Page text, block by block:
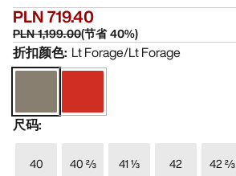
PLN 719.40
PLN 1,199.00(节省40%)
折扣颜色: Lt Forage/Lt Forage
尺码:
40 40 ⅔ 41 ⅓ 42 42 ⅔